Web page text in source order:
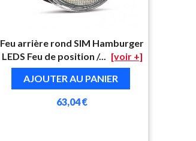
Feu arrière rond SIM Hamburger
LEDS Feu de position /...
[voir +]
AJOUTER AU PANIER
63,04 €